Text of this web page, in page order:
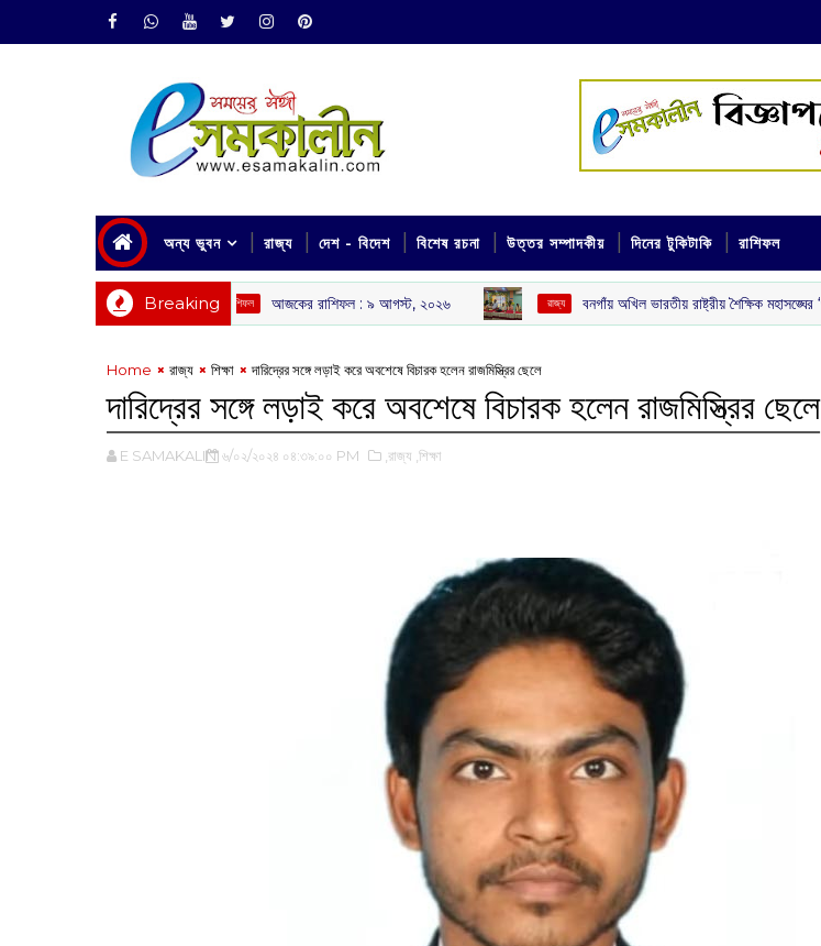
অন্য ভুবন রাজ্য দেশ - বিদেশ বিশেষ রচনা উত্তর সম্পাদকীয় দিনের টুকিটাকি রাশিফল
Breaking
রাশিফল আজকের রাশিফল :‌ ‌‌৯ আগস্ট, ২০২৬ ‌ রাজ্য বনগাঁয় অখিল ভারতীয় রাষ্ট্রীয় শৈক্ষিক মহাসঙ্ঘের ‘গুরু বন্দন’
Home রাজ্য শিক্ষা দারিদ্রের সঙ্গে লড়াই করে অবশেষে বিচারক হলেন রাজমিস্ত্রির ছেলে
দারিদ্রের সঙ্গে লড়াই করে অবশেষে বিচারক হলেন রাজমিস্ত্রির ছেলে
E SAMAKALIN ৬/০২/২০২৪ ০৪:৩৯:০০ PM ,রাজ্য ,শিক্ষা